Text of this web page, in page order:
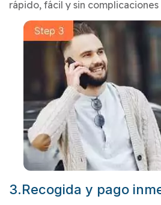
rápido, fácil y sin complicaciones
3.Recogida y pago